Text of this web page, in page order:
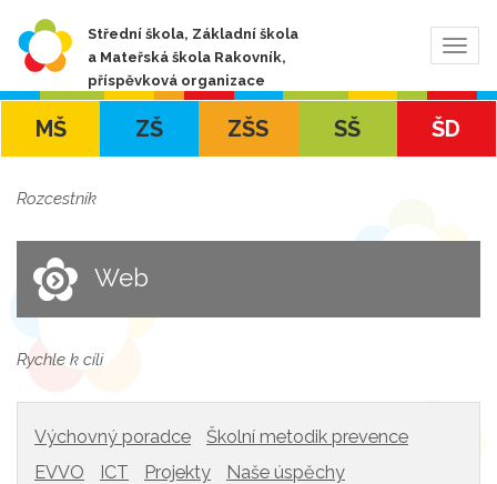
Střední škola, Základní škola
a Mateřská škola Rakovník,
příspěvková organizace
MŠ ZŠ ZŠS SŠ ŠD
Rozcestník
Web
Rychle k cíli
Výchovný poradce
Školní metodik prevence
EVVO
ICT Projekty
Naše úspěchy